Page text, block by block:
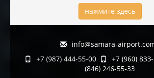
нажмите здесь
info@samara-
+7 (987) 444-55-00
+7 (960)
(846) 246-55-33